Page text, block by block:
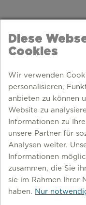
Diese
Cookies
Wir verwenden
personalisieren,
anbieten zu können
Website zu
Informationen zu
unsere Partner für
Analysen weiter.
Informationen
zusammen, die Sie
sie im Rahmen Ihrer
haben. Nur